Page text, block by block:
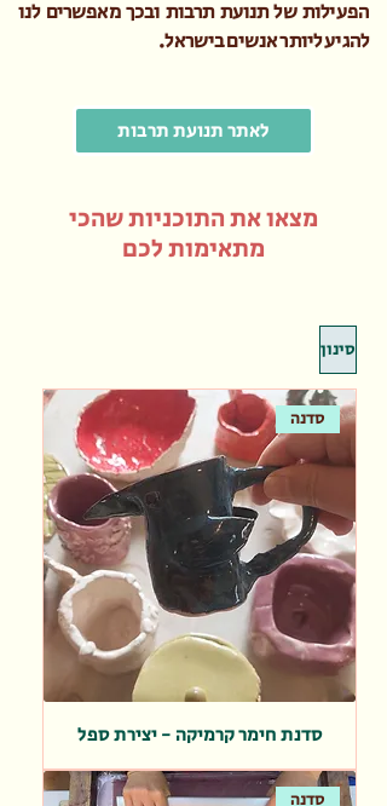
הפעילות של תנועת תרבות ובכך מאפשרים לנו
להגיע ליותר אנשים בישראל.
לאתר תנועת תרבות
סינון
סדנה
סדנת חימר קרמיקה - יצירת ספל
סדנה
מצאו את התוכניות שהכי
מתאימות לכם